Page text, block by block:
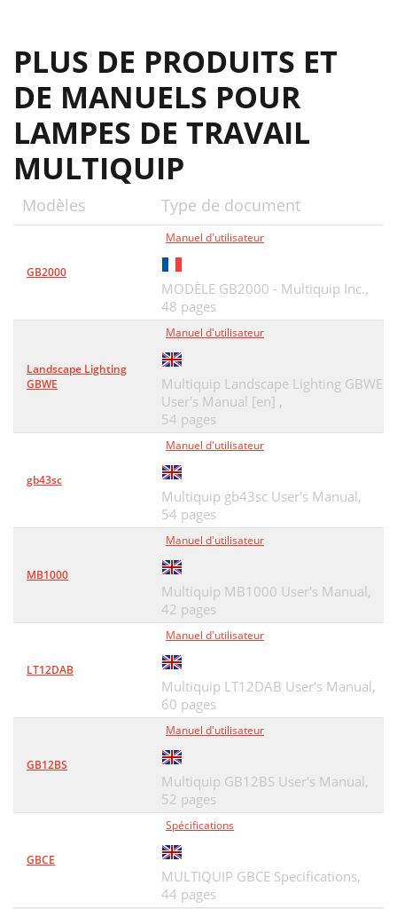
PLUS DE PRODUITS ET
DE MANUELS POUR
LAMPES DE TRAVAIL
MULTIQUIP
Modèles Type de document
GB2000
Manuel d'utilisateur
MODÈLE GB2000 - Multiquip Inc.,
48 pages
Landscape Lighting
GBWE
Manuel d'utilisateur
Multiquip Landscape Lighting GBWE
User's Manual [en] ,
54 pages
gb43sc
Manuel d'utilisateur
Multiquip gb43sc User's Manual,
54 pages
MB1000
Manuel d'utilisateur
Multiquip MB1000 User's Manual,
42 pages
LT12DAB
Manuel d'utilisateur
Multiquip LT12DAB User's Manual,
60 pages
GB12BS
Manuel d'utilisateur
Multiquip GB12BS User's Manual,
52 pages
GBCE
Spécifications
MULTIQUIP GBCE Specifications,
44 pages